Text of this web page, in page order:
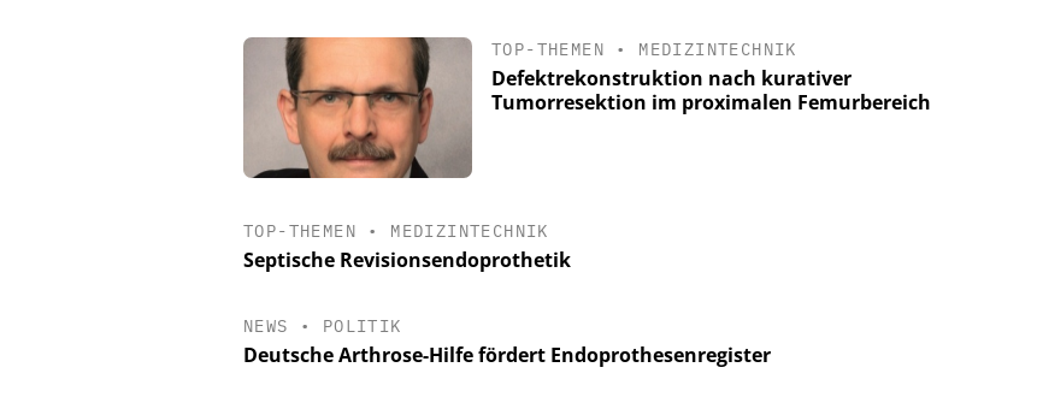
TOP-THEMEN • MEDIZINTECHNIK
Defektrekonstruktion nach kurativer
Tumorresektion im proximalen Femurbereich
TOP-THEMEN • MEDIZINTECHNIK
Septische Revisionsendoprothetik
NEWS • POLITIK
Deutsche Arthrose-Hilfe fördert Endoprothesenregister